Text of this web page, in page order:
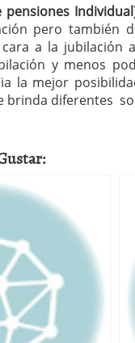
pensiones
pero también
a la jubilación
y menos
la mejor
brinda diferentes